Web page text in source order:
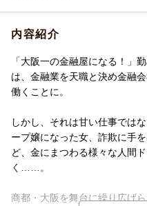
内容紹介
「大阪一の金融屋になる！」
は、金融業を天職と決め金融
働くことに。
しかし、それは甘い仕事では
ープ嬢になった女、詐欺に手
ど、金にまつわる様々な人間
く……。
商都・大阪を舞台に繰り広げ